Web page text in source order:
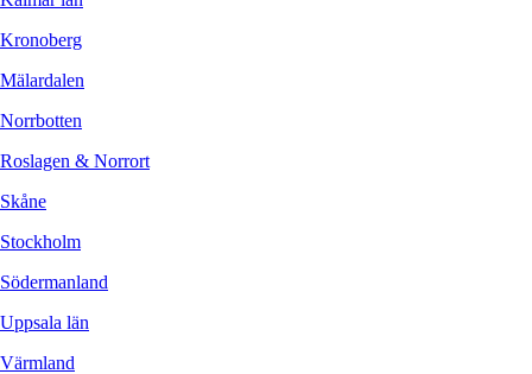
Kronoberg
Mälardalen
Norrbotten
Roslagen & Norrort
Skåne
Stockholm
Södermanland
Uppsala län
Värmland